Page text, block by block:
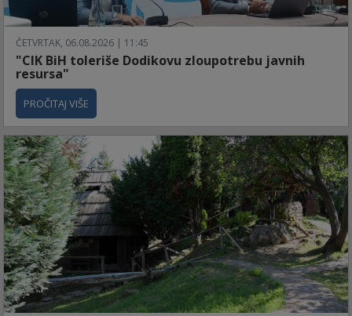
ČETVRTAK, 06.08.2026 | 11:45
"CIK BiH toleriše Dodikovu zloupotrebu javnih
resursa"
PROČITAJ VIŠE